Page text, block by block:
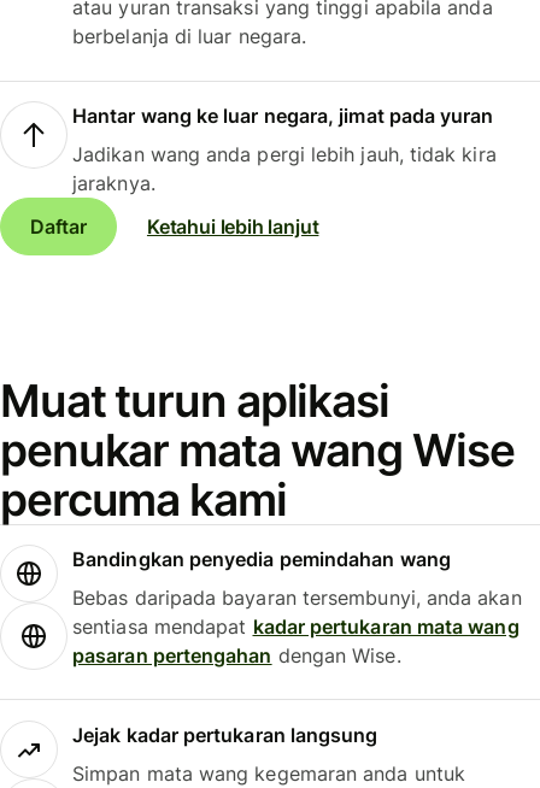
atau yuran transaksi yang tinggi apabila anda
berbelanja di luar negara.
Hantar wang ke luar negara, jimat pada yuran
Jadikan wang anda pergi lebih jauh, tidak kira
jaraknya.
Daftar
Ketahui lebih lanjut
Muat turun aplikasi
penukar mata wang Wise
percuma kami
Bandingkan penyedia pemindahan wang
Bebas daripada bayaran tersembunyi, anda akan
sentiasa mendapat kadar pertukaran mata wang
pasaran pertengahan dengan Wise.
Jejak kadar pertukaran langsung
Simpan mata wang kegemaran anda untuk